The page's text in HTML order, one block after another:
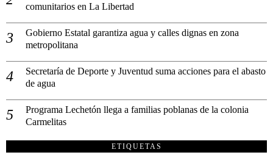
comunitarios en La Libertad
Gobierno Estatal garantiza agua y calles dignas en zona
metropolitana
Secretaría de Deporte y Juventud suma acciones para el abasto
de agua
Programa Lechetón llega a familias poblanas de la colonia
Carmelitas
ETIQUETAS